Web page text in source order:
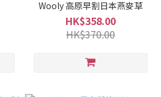
Wooly 高原早割日本燕麥草
HK$358.00
HK$370.00